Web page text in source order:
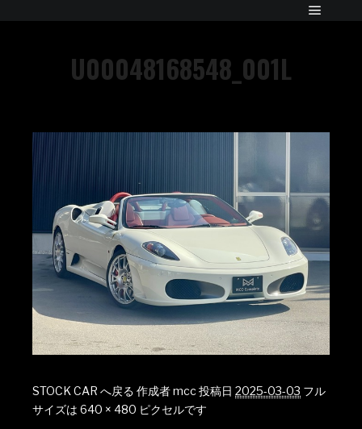
U00048168548_001L
STOCK CAR へ戻る 作成者mcc投稿日 2025-03-03 フル
サイズは 640 × 480 ピクセルです